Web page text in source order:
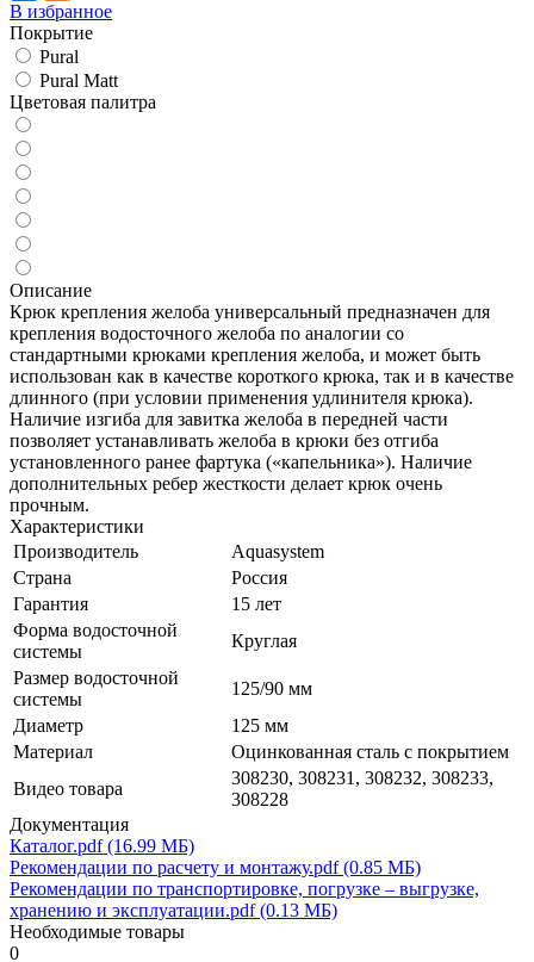
В избранное
Покрытие
Pural
Pural Matt
Цветовая палитра
Описание
Крюк крепления желоба универсальный предназначен для
крепления водосточного желоба по аналогии со
стандартными крюками крепления желоба, и может быть
использован как в качестве короткого крюка, так и в качестве
длинного (при условии применения удлинителя крюка).
Наличие изгиба для завитка желоба в передней части
позволяет устанавливать желоба в крюки без отгиба
установленного ранее фартука («капельника»). Наличие
дополнительных ребер жесткости делает крюк очень
прочным.
Характеристики
Производитель
Aquasystem
Страна
Россия
Гарантия
15 лет
Форма водосточной
системы
Круглая
Размер водосточной
системы
125/90 мм
Диаметр
125 мм
Материал
Оцинкованная сталь с покрытием
Видео товара
308230, 308231, 308232, 308233,
308228
Документация
Каталог.pdf (16.99 МБ)
Рекомендации по расчету и монтажу.pdf (0.85 МБ)
Рекомендации по транспортировке, погрузке – выгрузке,
хранению и эксплуатации.pdf (0.13 МБ)
Необходимые товары
0